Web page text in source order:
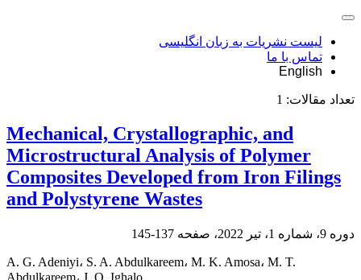
لیست نشریات به زبان انگلیسی
تماس با ما
English
تعداد مقالات: 1
Mechanical, Crystallographic, and
Microstructural Analysis of Polymer
Composites Developed from Iron Filings
and Polystyrene Wastes
دوره 9، شماره 1، تیر 2022، صفحه 137-145
A. G. Adeniyi، S. A. Abdulkareem، M. K. Amosa، M. T.
Abdulkareem، J. O. Ighalo